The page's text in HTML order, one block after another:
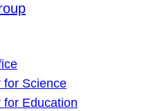
for Science
for Education